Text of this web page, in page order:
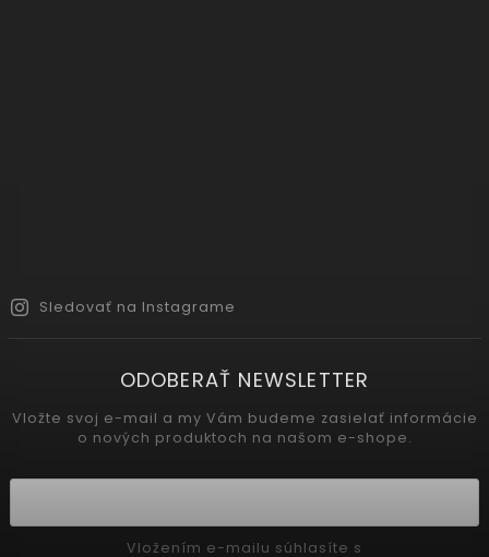
Sledovať na Instagrame
ODOBERAŤ NEWSLETTER
Vložte svoj e-mail a my Vám budeme zasielať informácie
o nových produktoch na našom e-shope.